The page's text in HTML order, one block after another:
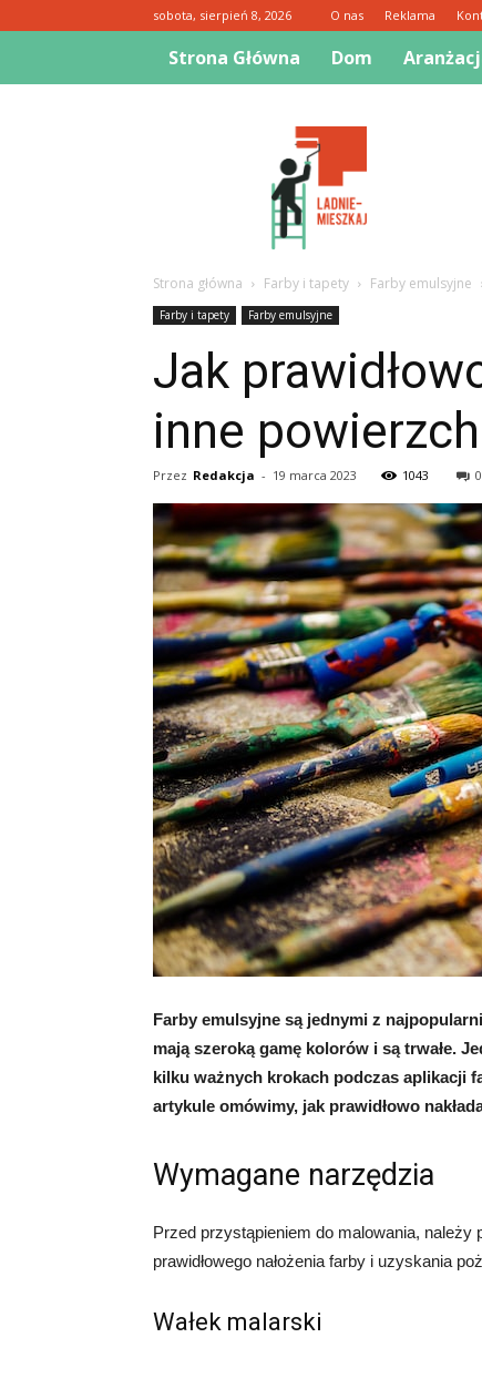
sobota, sierpień 8, 2026 O nas Reklama
Strona Główna Dom
Strona główna Farby i tapety Farby emulsyjne
Farby i tapety Farby emulsyjne
Jak
inne
Przez Redakcja - 19 marca 2023 1043 0
Farby emulsyjne są jednymi z
mają szeroką gamę kolorów i są trwałe.
kilku ważnych krokach podczas aplikacji
artykule omówimy, jak prawidłowo
Wymagane narzędzia
Przed przystąpieniem do malowania, należy
prawidłowego nałożenia farby i uzyskania
Wałek malarski